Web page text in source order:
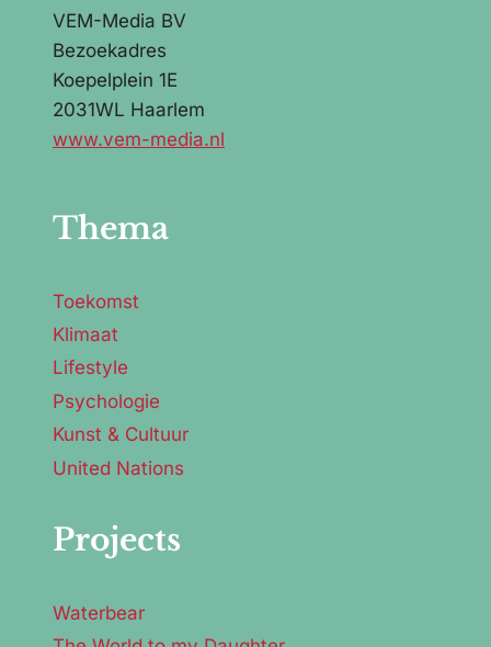
VEM-Media BV
Bezoekadres
Koepelplein 1E
2031WL Haarlem
www.vem-media.nl
Thema
Toekomst
Klimaat
Lifestyle
Psychologie
Kunst & Cultuur
United Nations
Projects
Waterbear